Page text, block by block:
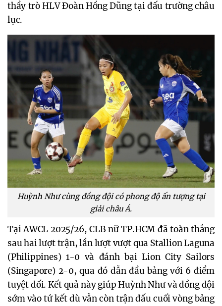
thầy trò HLV Đoàn Hồng Dũng tại đấu trường châu
lục.
Huỳnh Như cùng đồng đội có phong độ ấn tượng tại
giải châu Á.
Tại AWCL 2025/26, CLB nữ TP.HCM đã toàn thắng
sau hai lượt trận, lần lượt vượt qua Stallion Laguna
(Philippines) 1-0 và đánh bại Lion City Sailors
(Singapore) 2-0, qua đó dẫn đầu bảng với 6 điểm
tuyệt đối. Kết quả này giúp Huỳnh Như và đồng đội
sớm vào tứ kết dù vẫn còn trận đấu cuối vòng bảng